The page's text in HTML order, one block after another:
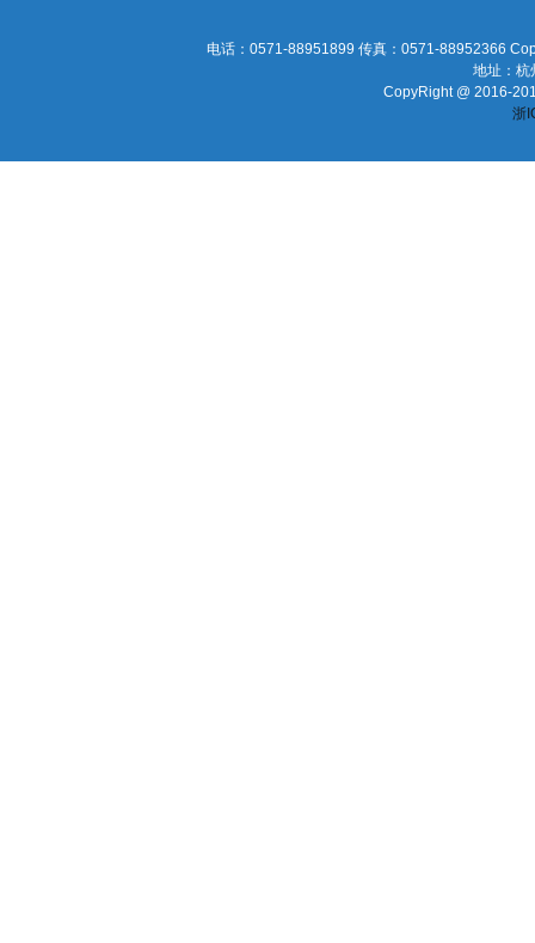
电话：0571-88951899 传真：0571-88952366
地址：杭
CopyRight @ 2016-
浙